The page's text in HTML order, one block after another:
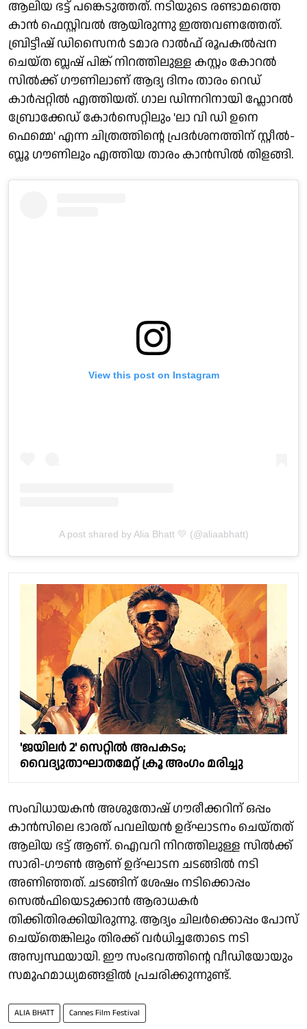
ആലിയ ഭട്ട് പങ്കെടുത്തത്. നടിയുടെ രണ്ടാമത്തെ
കാൻ ഫെസ്റ്റിവൽ ആയിരുന്നു ഇത്തവണത്തേത്.
ബ്രിട്ടീഷ് ഡിസൈനർ ടമാര റാൽഫ് രൂപകൽപ്പന
ചെയ്ത ബ്ലഷ് പിങ്ക് നിറത്തിലുള്ള കസ്റ്റം കോറൽ
സിൽക്ക് ഗൗണിലാണ് ആദ്യ ദിനം താരം റെഡ്
കാർപ്പറ്റിൽ എത്തിയത്. ഗാല ഡിന്നറിനായി ഫ്ലോറൽ
ബ്രോക്കേഡ് കോർസെറ്റിലും 'ലാ വി ഡി ഉനെ
ഫെമ്മെ' എന്ന ചിത്രത്തിന്റെ പ്രദർശനത്തിന് സ്റ്റീൽ-
ബ്ലൂ ഗൗണിലും എത്തിയ താരം കാൻസിൽ തിളങ്ങി.
View this post on Instagram
A post shared by Alia Bhatt 💛 (@aliaabhatt)
'ജയിലർ 2' സെറ്റിൽ അപകടം;
വൈദ്യുതാഘാതമേറ്റ് ക്രൂ അംഗം മരിച്ചു
സംവിധായകൻ അശുതോഷ് ഗൗരീക്കറിന് ഒപ്പം
കാൻസിലെ ഭാരത് പവലിയൻ ഉദ്ഘാടനം ചെയ്തത്
ആലിയ ഭട്ട് ആണ്. ഐവറി നിറത്തിലുള്ള സിൽക്ക്
സാരി-ഗൗൺ ആണ് ഉദ്ഘാടന ചടങ്ങിൽ നടി
അണിഞ്ഞത്. ചടങ്ങിന് ശേഷം നടിക്കൊപ്പം
സെൽഫിയെടുക്കാൻ ആരാധകർ
തിക്കിതിരക്കിയിരുന്നു. ആദ്യം ചിലർക്കൊപ്പം പോസ്
ചെയ്തെങ്കിലും തിരക്ക് വർധിച്ചതോടെ നടി
അസ്വസ്ഥയായി. ഈ സംഭവത്തിന്റെ വീഡിയോയും
സമൂഹമാധ്യമങ്ങളിൽ പ്രചരിക്കുന്നുണ്ട്.
ALIA BHATT Cannes Film Festival